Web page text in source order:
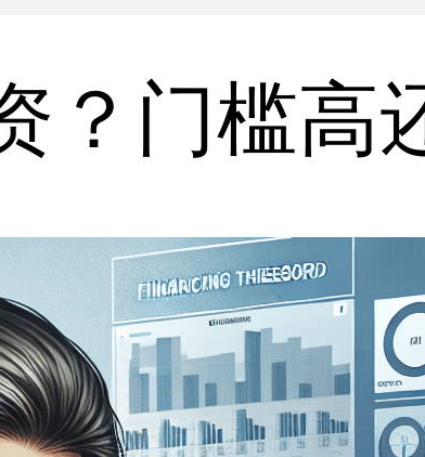
？门槛高